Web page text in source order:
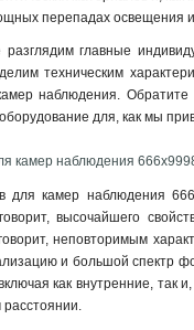
перепадах освещения
разглядим главные
техническим
наблюдения. Обратите
для, как мы
камер наблюдения
для камер наблюдения
высочайшего
неповторимым
и большой спектр
как внутренние, так